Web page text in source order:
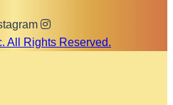
All Rights Reserved.